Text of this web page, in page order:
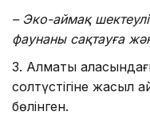
– Эко-аймақ
фаунаны сақтауға
3. Алматы
солтүстігіне жасыл
бөлінген.